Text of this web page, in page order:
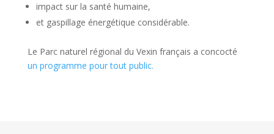
impact sur la santé humaine,
et gaspillage énergétique considérable.
Le Parc naturel régional du Vexin français a concocté
un programme pour tout public.